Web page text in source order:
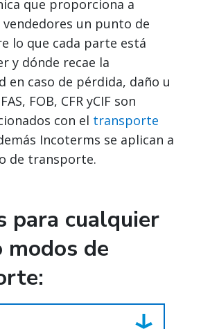
que proporciona a
un punto de
lo que cada parte está
y dónde recae la
en caso de pérdida, daño u
FOB, CFR yCIF son
con el transporte
Incoterms se aplican a
de transporte.
para cualquier
modos de